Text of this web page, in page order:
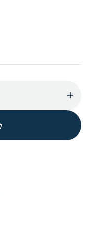
增
加
(Blue